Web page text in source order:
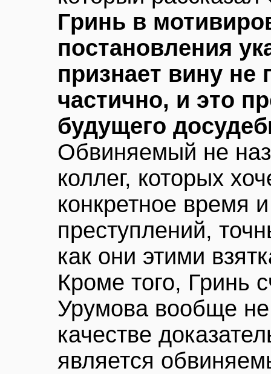
Гринь в
постановления
признает вину не
частично, и это
будущего
Обвиняемый не
коллег, которых
конкретное время
преступлений,
как они этими
Кроме того, Гринь
Урумова вообще не
качестве
является